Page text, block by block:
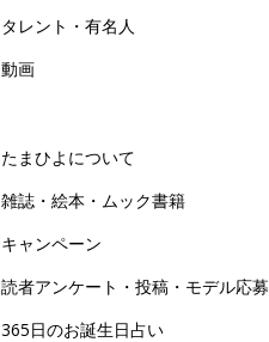
タレント・有名人
動画
たまひよについて
雑誌・絵本・ムック書籍
キャンペーン
読者アンケート・投稿・モデル応募
365日のお誕生日占い